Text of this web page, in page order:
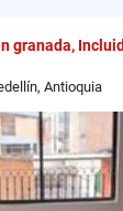
granada,
Antioquia